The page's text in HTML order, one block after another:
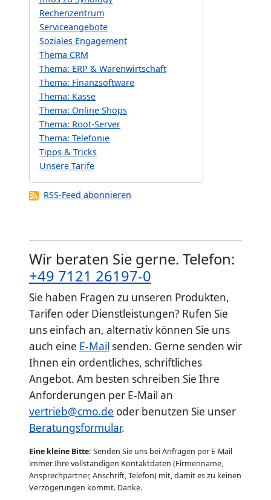
Rechenzentrum
Serviceangebote
Soziales Engagement
Thema CRM
Thema: ERP & Warenwirtschaft
Thema: Finanzsoftware
Thema: Kasse
Thema: Online Shops
Thema: Root-Server
Thema: Telefonie
Tipps & Tricks
Unsere Tarife
RSS-Feed abonnieren
Wir beraten Sie gerne. Telefon:
+49 7121 26197-0
Sie haben Fragen zu unseren Produkten,
Tarifen oder Dienstleistungen? Rufen Sie
uns einfach an, alternativ können Sie uns
auch eine E-Mail senden. Gerne senden wir
Ihnen ein ordentliches, schriftliches
Angebot. Am besten schreiben Sie Ihre
Anforderungen per E-Mail an
vertrieb@cmo.de oder benutzen Sie unser
Beratungsformular.
Eine kleine Bitte: Senden Sie uns bei Anfragen per E-Mail
immer Ihre vollständigen Kontaktdaten (Firmenname,
Ansprechpartner, Anschrift, Telefon) mit, damit es zu keinen
Verzögerungen kommt. Danke.